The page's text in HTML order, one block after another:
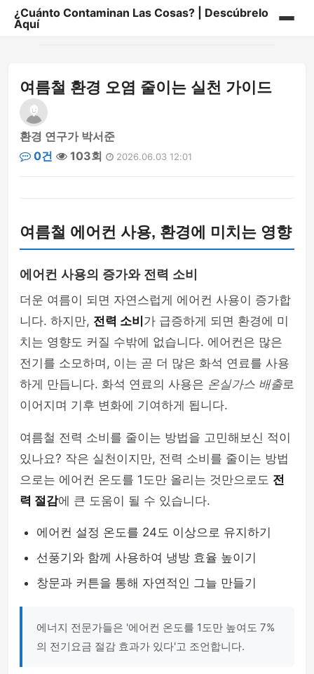
¿Cuánto Contaminan Las Cosas? | Descúbrelo
Aquí
게시판
여름철 환경 오염 줄이는 실천 가이드
환경 연구가 박서준
0건
103회 2026.06.03 12:01
여름철 에어컨 사용, 환경에 미치는 영향
에어컨 사용의 증가와 전력 소비
더운 여름이 되면 자연스럽게 에어컨 사용이 증가합
니다. 하지만, 전력 소비 가 급증하게 되면 환경에 미
치는 영향도 커질 수밖에 없습니다. 에어컨은 많은
전기를 소모하며, 이는 곧 더 많은 화석 연료를 사용
하게 만듭니다. 화석 연료의 사용은 온실가스 배출로
이어지며 기후 변화에 기여하게 됩니다.
여름철 전력 소비를 줄이는 방법을 고민해보신 적이
있나요? 작은 실천이지만, 전력 소비를 줄이는 방법
으로는 에어컨 온도를 1도만 올리는 것만으로도 전
력 절감에 큰 도움이 될 수 있습니다.
에어컨 설정 온도를 24도 이상으로 유지하기
선풍기와 함께 사용하여 냉방 효율 높이기
창문과 커튼을 통해 자연적인 그늘 만들기
에너지 전문가들은 '에어컨 온도를 1도만 높여도 7%
의 전기요금 절감 효과가 있다'고 조언합니다.